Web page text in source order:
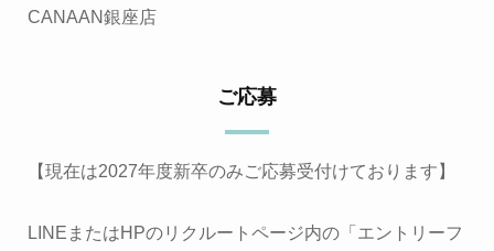
CANAAN銀座店
ご応募
【現在は2027年度新卒のみご応募受付けております】
LINEまたはHPのリクルートページ内の「エントリーフ